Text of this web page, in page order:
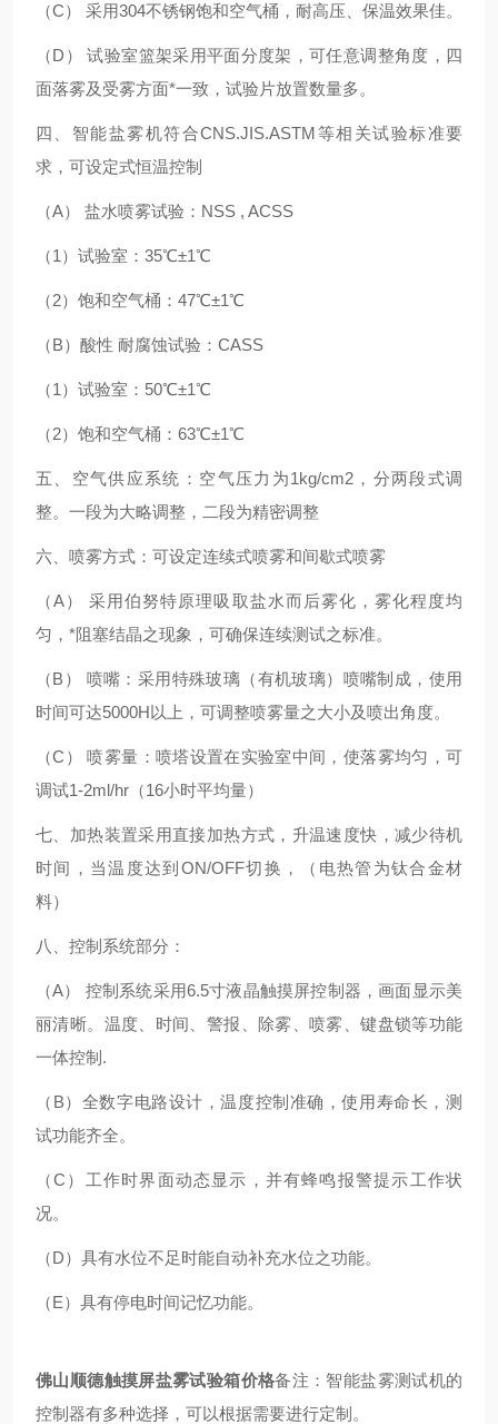
（C） 采用304不锈钢饱和空气桶，耐高压、保温效果佳。
（D） 试验室篮架采用平面分度架，可任意调整角度，四
面落雾及受雾方面*一致，试验片放置数量多。
四、智能盐雾机符合CNS.JIS.ASTM等相关试验标准要
求，可设定式恒温控制
（A） 盐水喷雾试验：NSS , ACSS
（1）试验室：35℃±1℃
（2）饱和空气桶：47℃±1℃
（B）酸性 耐腐蚀试验：CASS
（1）试验室：50℃±1℃
（2）饱和空气桶：63℃±1℃
五、空气供应系统：空气压力为1kg/cm2，分两段式调
整。一段为大略调整，二段为精密调整
六、喷雾方式：可设定连续式喷雾和间歇式喷雾
（A） 采用伯努特原理吸取盐水而后雾化，雾化程度均
匀，*阻塞结晶之现象，可确保连续测试之标准。
（B） 喷嘴：采用特殊玻璃（有机玻璃）喷嘴制成，使用
时间可达5000H以上，可调整喷雾量之大小及喷出角度。
（C） 喷雾量：喷塔设置在实验室中间，使落雾均匀，可
调试1-2ml/hr（16小时平均量）
七、加热装置采用直接加热方式，升温速度快，减少待机
时间，当温度达到ON/OFF切换，（电热管为钛合金材
料）
八、控制系统部分：
（A） 控制系统采用6.5寸液晶触摸屏控制器，画面显示美
丽清晰。温度、时间、警报、除雾、喷雾、键盘锁等功能
一体控制.
（B）全数字电路设计，温度控制准确，使用寿命长，测
试功能齐全。
（C）工作时界面动态显示，并有蜂鸣报警提示工作状
况。
（D）具有水位不足时能自动补充水位之功能。
（E）具有停电时间记忆功能。
佛山顺德触摸屏盐雾试验箱价格备注：智能盐雾测试机的
控制器有多种选择，可以根据需要进行定制。